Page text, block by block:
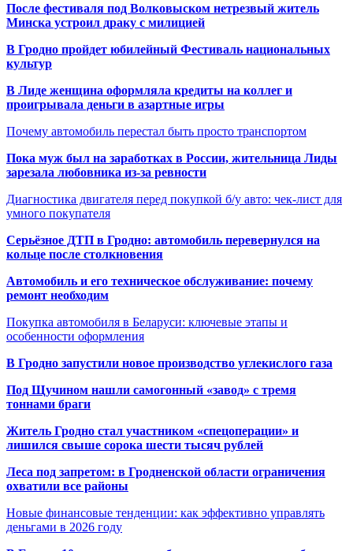
После фестиваля под Волковыском нетрезвый житель
Минска устроил драку с милицией
В Гродно пройдет юбилейный Фестиваль национальных
культур
В Лиде женщина оформляла кредиты на коллег и
проигрывала деньги в азартные игры
Почему автомобиль перестал быть просто транспортом
Пока муж был на заработках в России, жительница Лиды
зарезала любовника из-за ревности
Диагностика двигателя перед покупкой б/у авто: чек-лист для
умного покупателя
Серьёзное ДТП в Гродно: автомобиль перевернулся на
кольце после столкновения
Автомобиль и его техническое обслуживание: почему
ремонт необходим
Покупка автомобиля в Беларуси: ключевые этапы и
особенности оформления
В Гродно запустили новое производство углекислого газа
Под Щучином нашли самогонный «завод» с тремя
тоннами браги
Житель Гродно стал участником «спецоперации» и
лишился свыше сорока шести тысяч рублей
Леса под запретом: в Гродненской области ограничения
охватили все районы
Новые финансовые тенденции: как эффективно управлять
деньгами в 2026 году